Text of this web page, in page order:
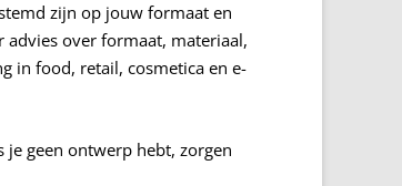
zijn op jouw formaat en
advies over formaat, materiaal,
in food, retail, cosmetica en e-
geen ontwerp hebt, zorgen